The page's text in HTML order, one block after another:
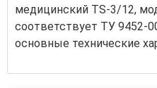
медицинский TS-3/12,
соответствует ТУ 9452-
основные технические